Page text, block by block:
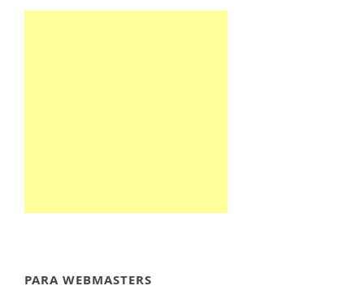
PARA WEBMASTERS